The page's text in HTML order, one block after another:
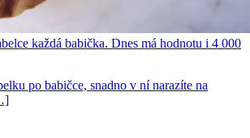
každá babička. Dnes má hodnotu i 4 000
po babičce, snadno v ní narazíte na